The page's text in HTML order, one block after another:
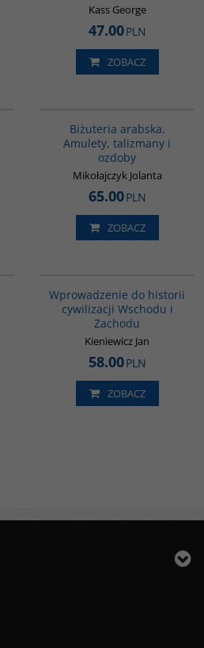
Kass George
47.00PLN
ZOBACZ
Biżuteria arabska.
Amulety, talizmany i
ozdoby
Mikołajczyk Jolanta
65.00PLN
ZOBACZ
Wprowadzenie do historii
cywilizacji Wschodu i
Zachodu
Kieniewicz Jan
58.00PLN
ZOBACZ